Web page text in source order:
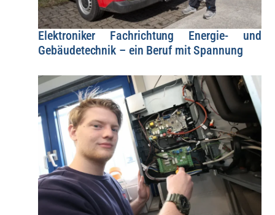
Elektroniker Fachrichtung Energie- und
Gebäudetechnik – ein Beruf mit Spannung